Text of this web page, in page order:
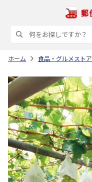
ホーム 食品・グルメストア